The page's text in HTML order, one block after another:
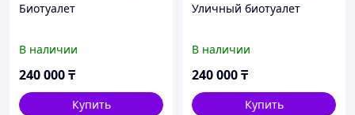
Биотуалет
В наличии
240 000₸
Купить
Уличный биотуалет
В наличии
240 000₸
Купить